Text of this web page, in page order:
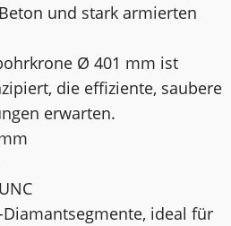
und stark armierten
Ø 401 mm ist
die effiziente, saubere
erwarten.
ideal für